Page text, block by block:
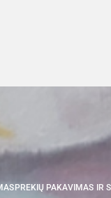
PREKIŲ PAKAVIMAS IR